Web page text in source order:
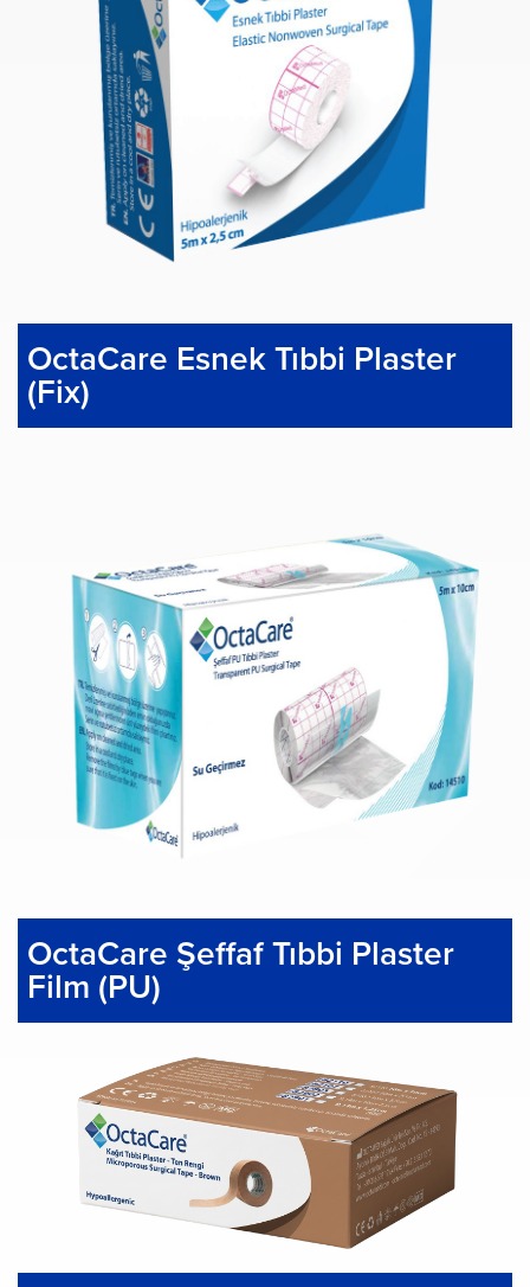
OctaCare Esnek Tıbbi Plaster
(Fix)
OctaCare Şeffaf Tıbbi Plaster
Film (PU)